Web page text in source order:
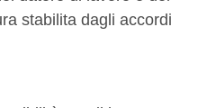
stabilita dagli accordi